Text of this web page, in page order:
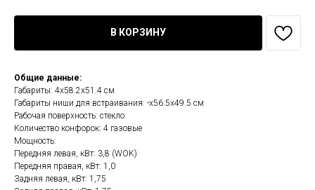
В КОРЗИНУ
Общие данные:
Габариты: 4х58.2х51.4 см
Габариты ниши для встраивания: -x56.5x49.5 см
Рабочая поверхность: стекло
Количество конфорок: 4 газовые
Мощность:
Передняя левая, кВт: 3,8 (WOK)
Передняя правая, кВт: 1,0
Задняя левая, кВт: 1,75